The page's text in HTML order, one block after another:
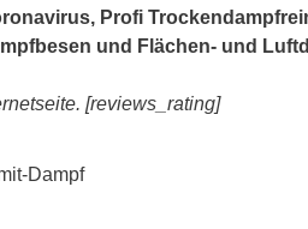
Profi
und Flächen- und
[reviews_rating]